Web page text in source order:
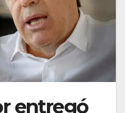
entregó